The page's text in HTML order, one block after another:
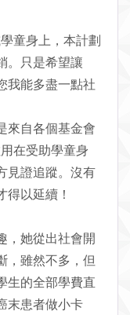
童身上，本計劃
。只是希望讓
我能多盡一點社
來自各個基金會
在受助學童身
見證追蹤。沒有
以延續！
她從出社會開
，雖然不多，但
生的全部學費直
末患者做小卡